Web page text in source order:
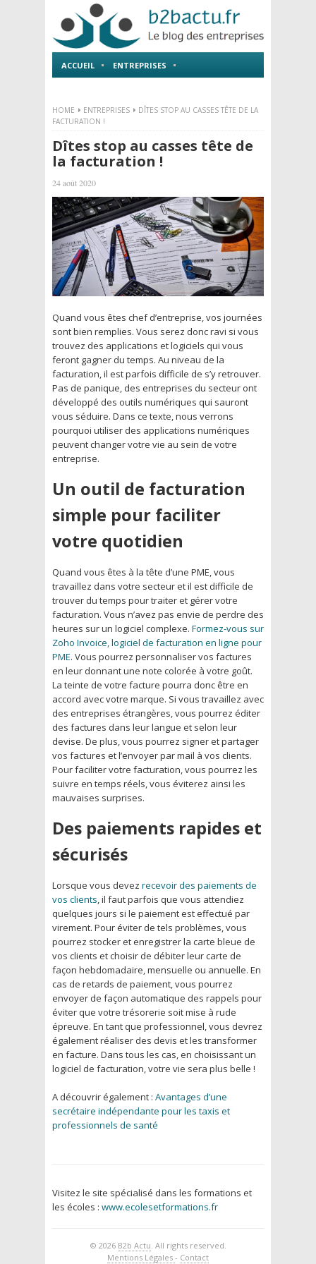
ACCUEIL ENTREPRISES
HOME ENTREPRISES
DÎTES STOP AU CASSES TÊTE DE LA
FACTURATION !
Dîtes stop au casses tête de
la facturation !
24 août 2020
Quand vous êtes chef d’entreprise, vos journées
sont bien remplies. Vous serez donc ravi si vous
trouvez des applications et logiciels qui vous
feront gagner du temps. Au niveau de la
facturation, il est parfois difficile de s’y retrouver.
Pas de panique, des entreprises du secteur ont
développé des outils numériques qui sauront
vous séduire. Dans ce texte, nous verrons
pourquoi utiliser des applications numériques
peuvent changer votre vie au sein de votre
entreprise.
Un outil de facturation
simple pour faciliter
votre quotidien
Quand vous êtes à la tête d’une PME, vous
travaillez dans votre secteur et il est difficile de
trouver du temps pour traiter et gérer votre
facturation. Vous n’avez pas envie de perdre des
heures sur un logiciel complexe. Formez-vous sur
Zoho Invoice, logiciel de facturation en ligne pour
PME. Vous pourrez personnaliser vos factures
en leur donnant une note colorée à votre goût.
La teinte de votre facture pourra donc être en
accord avec votre marque. Si vous travaillez avec
des entreprises étrangères, vous pourrez éditer
des factures dans leur langue et selon leur
devise. De plus, vous pourrez signer et partager
vos factures et l’envoyer par mail à vos clients.
Pour faciliter votre facturation, vous pourrez les
suivre en temps réels, vous éviterez ainsi les
mauvaises surprises.
Des paiements rapides et
sécurisés
Lorsque vous devez recevoir des paiements de
vos clients, il faut parfois que vous attendiez
quelques jours si le paiement est effectué par
virement. Pour éviter de tels problèmes, vous
pourrez stocker et enregistrer la carte bleue de
vos clients et choisir de débiter leur carte de
façon hebdomadaire, mensuelle ou annuelle. En
cas de retards de paiement, vous pourrez
envoyer de façon automatique des rappels pour
éviter que votre trésorerie soit mise à rude
épreuve. En tant que professionnel, vous devrez
également réaliser des devis et les transformer
en facture. Dans tous les cas, en choisissant un
logiciel de facturation, votre vie sera plus belle !
A découvrir également : Avantages d’une
secrétaire indépendante pour les taxis et
professionnels de santé
Visitez le site spécialisé dans les formations et
les écoles : www.ecolesetformations.fr
© 2026 B2b Actu . All rights reserved.
Mentions Légales - Contact